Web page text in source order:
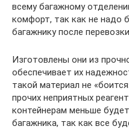
всему багажному
комфорт, так как не надо
багажнику после перевозки.
Изготовлены они из
обеспечивает их
такой материал не
прочих неприятных
контейнерам меньше
багажника, так как все